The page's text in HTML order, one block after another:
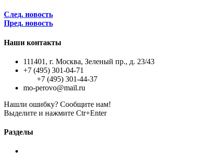
След. новость
Пред. новость
Наши контакты
111401, г. Москва, Зеленый пр., д. 23/43
+7 (495) 301-04-71
+7 (495) 301-44-37
mo-perovo@mail.ru
Нашли ошибку? Сообщите нам!
Выделите и нажмите Ctr+Enter
Разделы